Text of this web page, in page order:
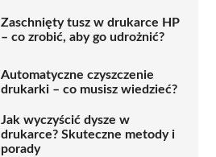
Zaschnięty tusz w drukarce HP
– co zrobić, aby go udrożnić?
Automatyczne czyszczenie
drukarki – co musisz wiedzieć?
Jak wyczyścić dysze w
drukarce? Skuteczne metody i
porady